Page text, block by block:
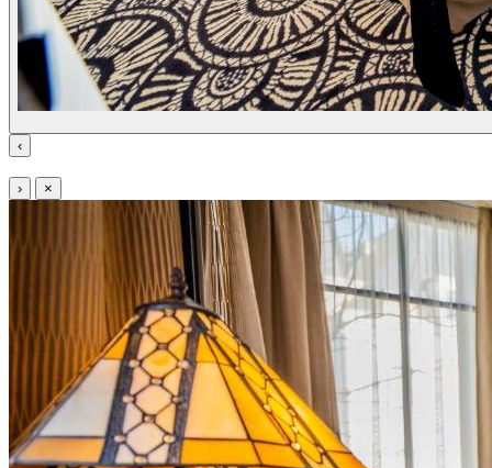
‹
› ×